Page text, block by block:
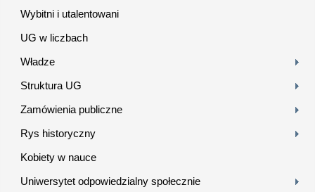
Wybitni i utalentowani
UG w liczbach
Władze
Struktura UG
Zamówienia publiczne
Rys historyczny
Kobiety w nauce
Uniwersytet odpowiedzialny społecznie